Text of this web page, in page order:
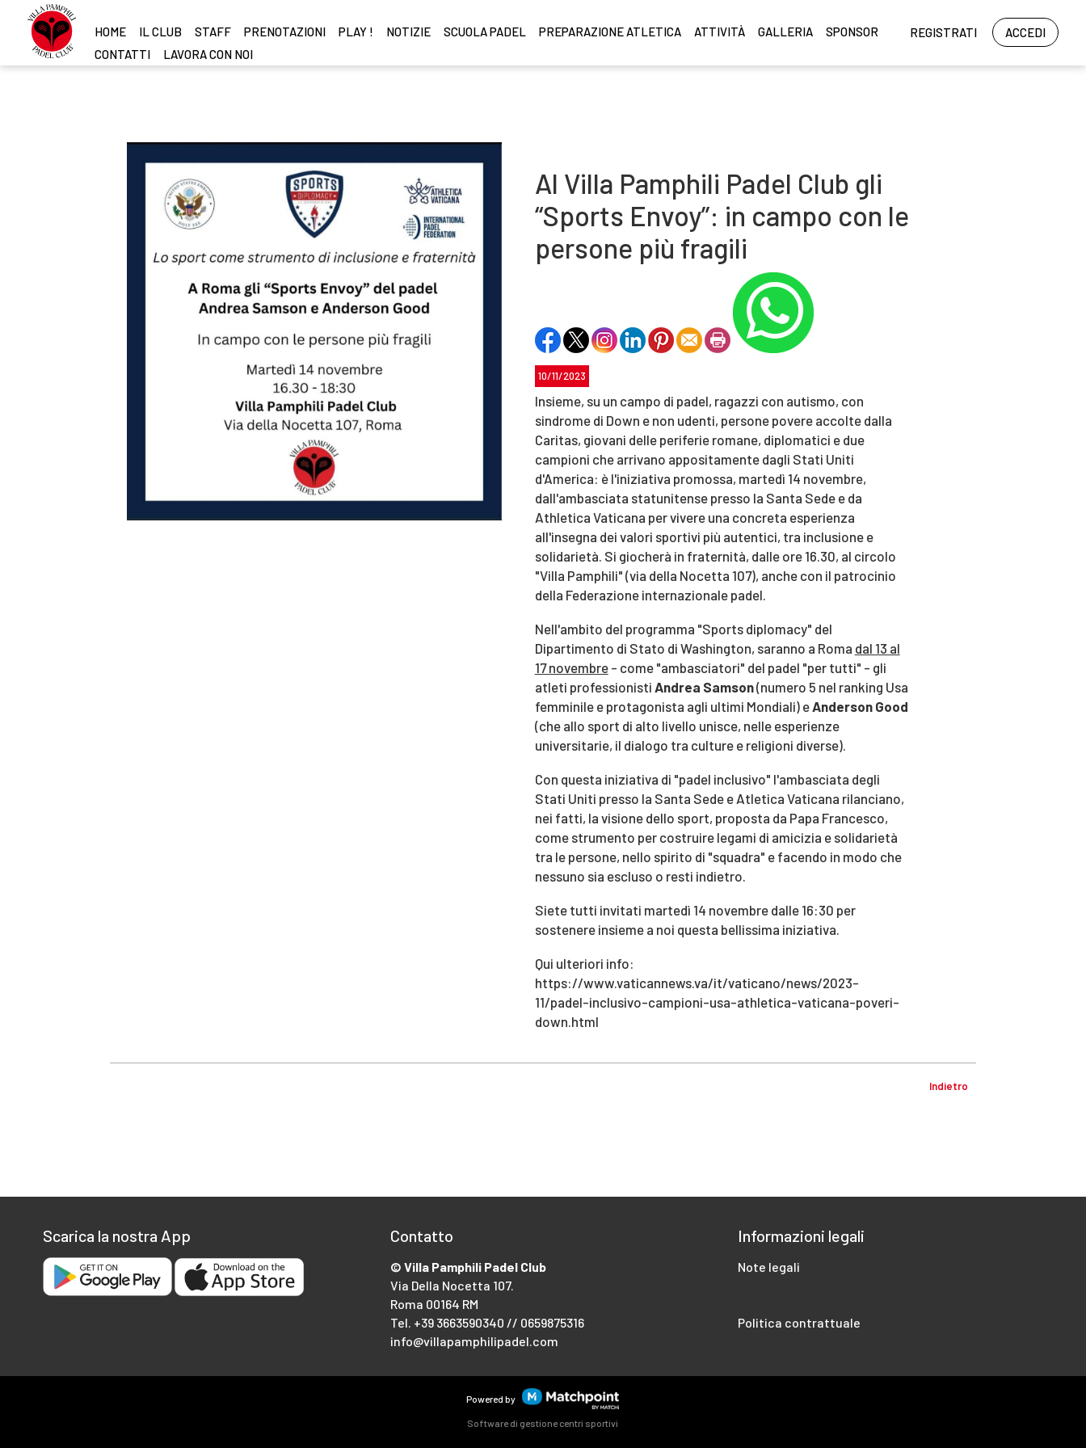
REGISTRATI ACCEDI
HOME IL CLUB STAFF PRENOTAZIONI PLAY ! NOTIZIE SCUOLA PADEL PREPARAZIONE ATLETICA ATTIVITÀ GALLERIA
SPONSOR
CONTATTI
LAVORA CON NOI
Al Villa Pamphili Padel Club gli
“Sports Envoy”: in campo con le
persone più fragili
10/11/2023
Insieme, su un campo di padel, ragazzi con autismo, con
sindrome di Down e non udenti, persone povere accolte dalla
Caritas, giovani delle periferie romane, diplomatici e due
campioni che arrivano appositamente dagli Stati Uniti
d'America: è l'iniziativa promossa, martedì 14 novembre,
dall'ambasciata statunitense presso la Santa Sede e da
Athletica Vaticana per vivere una concreta esperienza
all'insegna dei valori sportivi più autentici, tra inclusione e
solidarietà. Si giocherà in fraternità, dalle ore 16.30, al circolo
"Villa Pamphili" (via della Nocetta 107), anche con il patrocinio
della Federazione internazionale padel.
Nell'ambito del programma "Sports diplomacy" del
Dipartimento di Stato di Washington, saranno a Roma dal 13 al
17 novembre- come "ambasciatori" del padel "per tutti" - gli
atleti professionisti Andrea Samson(numero 5 nel ranking Usa
femminile e protagonista agli ultimi Mondiali) e Anderson Good
(che allo sport di alto livello unisce, nelle esperienze
universitarie, il dialogo tra culture e religioni diverse).
Con questa iniziativa di "padel inclusivo" l'ambasciata degli
Stati Uniti presso la Santa Sede e Atletica Vaticana rilanciano,
nei fatti, la visione dello sport, proposta da Papa Francesco,
come strumento per costruire legami di amicizia e solidarietà
tra le persone, nello spirito di "squadra" e facendo in modo che
nessuno sia escluso o resti indietro.
Siete tutti invitati martedì 14 novembre dalle 16:30 per
sostenere insieme a noi questa bellissima iniziativa.
Qui ulteriori info:
https://www.vaticannews.va/it/vaticano/news/2023-
11/padel-inclusivo-campioni-usa-athletica-vaticana-poveri-
down.html
Indietro
Scarica la nostra App Contatto
© Villa Pamphili Padel Club
Via Della Nocetta 107.
Roma 00164 RM
Tel. +39 3663590340 // 0659875316
info@villapamphilipadel.com
Informazioni legali
Note legali
Politica contrattuale
Powered by
Software di gestione centri sportivi